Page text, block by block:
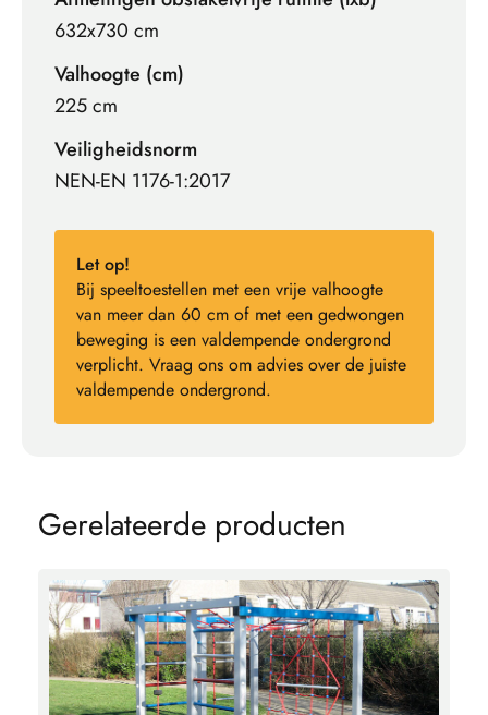
632x730 cm
Valhoogte (cm)
225 cm
Veiligheidsnorm
NEN-EN 1176-1:2017
Let op!
Bij speeltoestellen met een vrije valhoogte
van meer dan 60 cm of met een gedwongen
beweging is een valdempende ondergrond
verplicht. Vraag ons om advies over de juiste
valdempende ondergrond.
Gerelateerde producten